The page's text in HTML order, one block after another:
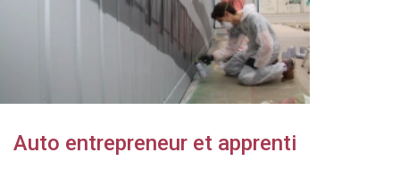
Auto entrepreneur et apprenti